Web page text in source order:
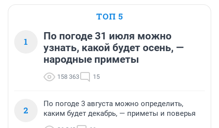
ТОП 5
1
По погоде 31 июля можно
узнать, какой будет осень, —
народные приметы
158 363 15
2
По погоде 3 августа можно определить,
каким будет декабрь, — приметы и поверья